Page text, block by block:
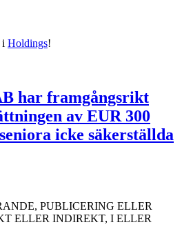
i Holdings!
har framgångsrikt
av EUR 300
icke säkerställda
PUBLICERING ELLER
ELLER INDIREKT, I ELLER